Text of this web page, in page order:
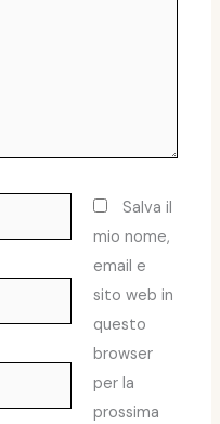
Salva il
mio nome,
email e
sito web in
questo
browser
per la
prossima